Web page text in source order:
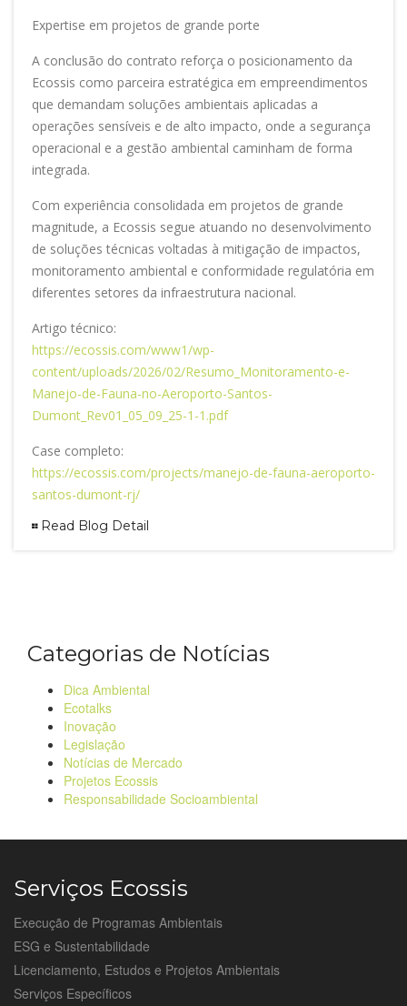
Expertise em projetos de grande porte
A conclusão do contrato reforça o posicionamento da
Ecossis como parceira estratégica em empreendimentos
que demandam soluções ambientais aplicadas a
operações sensíveis e de alto impacto, onde a segurança
operacional e a gestão ambiental caminham de forma
integrada.
Com experiência consolidada em projetos de grande
magnitude, a Ecossis segue atuando no desenvolvimento
de soluções técnicas voltadas à mitigação de impactos,
monitoramento ambiental e conformidade regulatória em
diferentes setores da infraestrutura nacional.
Artigo técnico:
https://ecossis.com/www1/wp-
content/uploads/2026/02/Resumo_Monitoramento-e-
Manejo-de-Fauna-no-Aeroporto-Santos-
Dumont_Rev01_05_09_25-1-1.pdf
Case completo:
https://ecossis.com/projects/manejo-de-fauna-aeroporto-
santos-dumont-rj/
Read Blog Detail
Categorias de Notícias
Dica Ambiental
Ecotalks
Inovação
Legislação
Notícias de Mercado
Projetos Ecossis
Responsabilidade Socioambiental
Serviços Ecossis
Execução de Programas Ambientais
ESG e Sustentabilidade
Licenciamento, Estudos e Projetos Ambientais
Serviços Específicos